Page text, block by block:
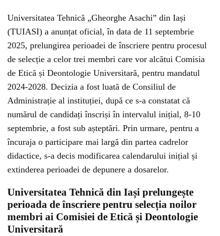
Universitatea Tehnică „Gheorghe Asachi” din Iași
(TUIASI) a anunțat oficial, în data de 11 septembrie
2025, prelungirea perioadei de înscriere pentru procesul
de selecție a celor trei membri care vor alcătui Comisia
de Etică și Deontologie Universitară, pentru mandatul
2024-2028. Decizia a fost luată de Consiliul de
Administrație al instituției, după ce s-a constatat că
numărul de candidați înscriși în intervalul inițial, 8-10
septembrie, a fost sub așteptări. Prin urmare, pentru a
încuraja o participare mai largă din partea cadrelor
didactice, s-a decis modificarea calendarului inițial și
extinderea perioadei de depunere a dosarelor.
Universitatea Tehnică din Iași prelungește
perioada de înscriere pentru selecția noilor
membri ai Comisiei de Etică și Deontologie
Universitară